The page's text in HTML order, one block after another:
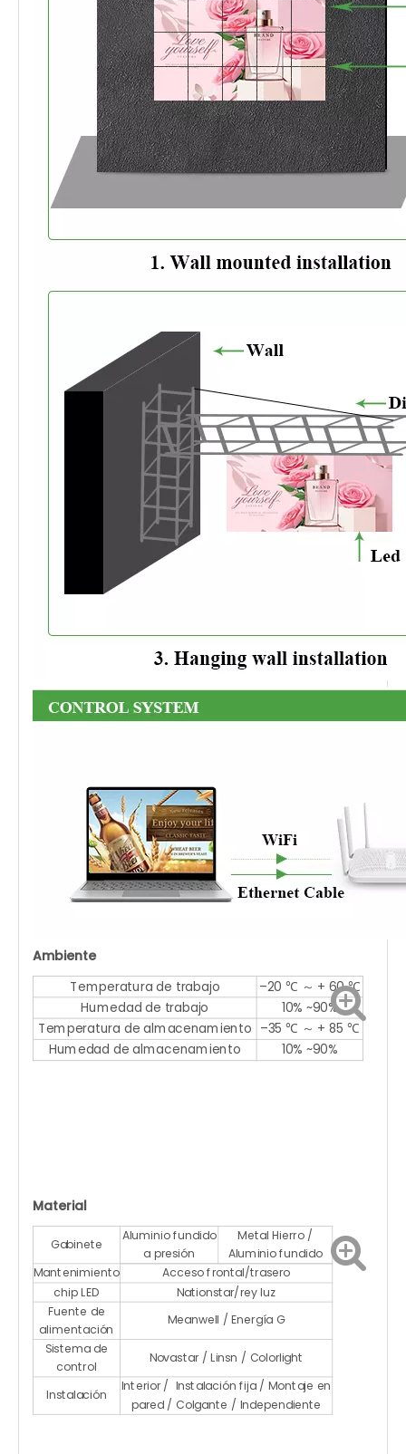
Ambiente
Temperatura de trabajo
–20 ℃ ～ + 60 ℃
Humedad de trabajo
10% ~90%
Temperatura de almacenamiento –35 ℃ ～ + 85 ℃
Humedad de almacenamiento
10% ~90%
Material
Gabinete
Aluminio fundido
a presión
Metal Hierro /
Aluminio fundido
Mantenimiento
Acceso frontal/trasero
chip LED Nationstar/rey luz
Fuente de
alimentación
Meanwell / Energía G
Sistema de
control
Novastar / Linsn / Colorlight
Instalación
Interior / Instalación fija / Montaje en
pared / Colgante / Independiente